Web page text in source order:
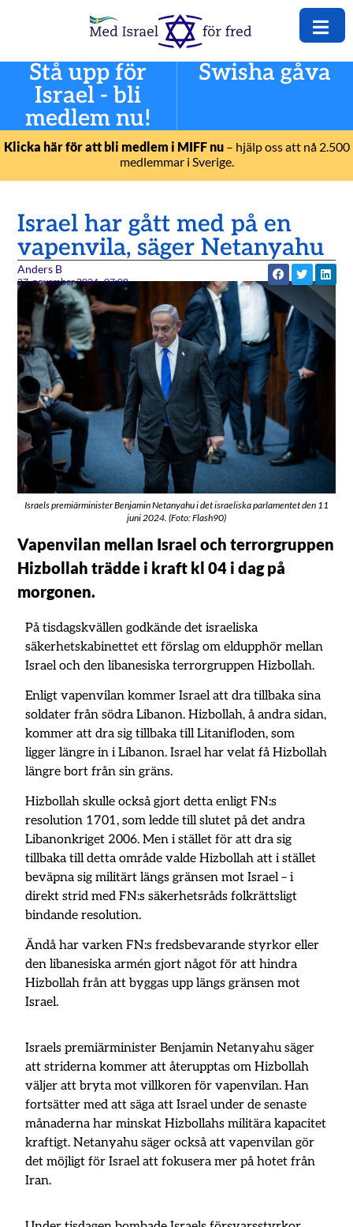
Stå upp för
Israel - bli
medlem nu!
Swisha gåva
Klicka här för att bli medlem i MIFF nu– hjälp oss att nå 2.500
medlemmar i Sverige.
Israel har gått med på en
vapenvila, säger Netanyahu
Anders B
27. november 2024 07:08
Israels premiärminister Benjamin Netanyahu i det israeliska parlamentet den 11
juni 2024. (Foto: Flash90)
Vapenvilan mellan Israel och terrorgruppen
Hizbollah trädde i kraft kl 04 i dag på
morgonen.
På tisdagskvällen godkände det israeliska
säkerhetskabinettet ett förslag om eldupphör mellan
Israel och den libanesiska terrorgruppen Hizbollah.
Enligt vapenvilan kommer Israel att dra tillbaka sina
soldater från södra Libanon. Hizbollah, å andra sidan,
kommer att dra sig tillbaka till Litanifloden, som
ligger längre in i Libanon. Israel har velat få Hizbollah
längre bort från sin gräns.
Hizbollah skulle också gjort detta enligt FN:s
resolution 1701, som ledde till slutet på det andra
Libanonkriget 2006. Men i stället för att dra sig
tillbaka till detta område valde Hizbollah att i stället
beväpna sig militärt längs gränsen mot Israel – i
direkt strid med FN:s säkerhetsråds folkrättsligt
bindande resolution.
Ändå har varken FN:s fredsbevarande styrkor eller
den libanesiska armén gjort något för att hindra
Hizbollah från att byggas upp längs gränsen mot
Israel.
Israels premiärminister Benjamin Netanyahu säger
att striderna kommer att återupptas om Hizbollah
väljer att bryta mot villkoren för vapenvilan. Han
fortsätter med att säga att Israel under de senaste
månaderna har minskat Hizbollahs militära kapacitet
kraftigt. Netanyahu säger också att vapenvilan gör
det möjligt för Israel att fokusera mer på hotet från
Iran.